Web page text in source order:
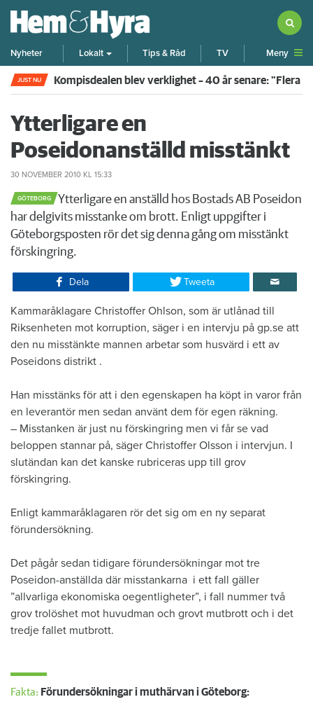
Nyheter Lokalt Tips & Råd TV Meny
JUST NU Rökte inomhus och övergav lägenheten – nu kräver
Ytterligare en
Poseidonanställd misstänkt
30 NOVEMBER 2010 KL 15:33
GÖTEBORG
​​Ytterligare en anställd hos Bostads AB Poseidon
har delgivits misstanke om brott. Enligt uppgifter i
Göteborgsposten rör det sig denna gång om misstänkt
förskingring.
Dela Tweeta
Kammaråklagare Christoffer Ohlson, som är utlånad till
Riksenheten mot korruption, säger i en intervju på gp.se att
den nu misstänkte mannen arbetar som husvärd i ett av
Poseidons distrikt .
Han misstänks för att i den egenskapen ha köpt in varor från
en leverantör men sedan använt dem för egen räkning.
– Misstanken är just nu förskingring men vi får se vad
beloppen stannar på, säger Christoffer Olsson i intervjun. I
slutändan kan det kanske rubriceras upp till grov
förskingring.
Enligt kammaråklagaren rör det sig om en ny separat
förundersökning.
Det pågår sedan tidigare förundersökningar mot tre
Poseidon-anställda där misstankarna i ett fall gäller
”allvarliga ekonomiska oegentligheter”, i fall nummer två
grov trolöshet mot huvudman och grovt mutbrott och i det
tredje fallet mutbrott.
Fakta: Förundersökningar i muthärvan i Göteborg: